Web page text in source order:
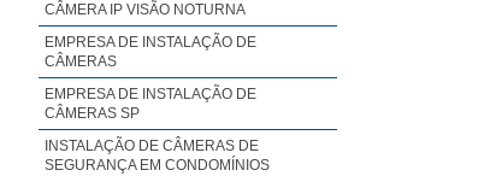
CÂMERA IP VISÃO NOTURNA
EMPRESA DE INSTALAÇÃO DE
CÂMERAS
EMPRESA DE INSTALAÇÃO DE
CÂMERAS SP
INSTALAÇÃO DE CÂMERAS DE
SEGURANÇA EM CONDOMÍNIOS